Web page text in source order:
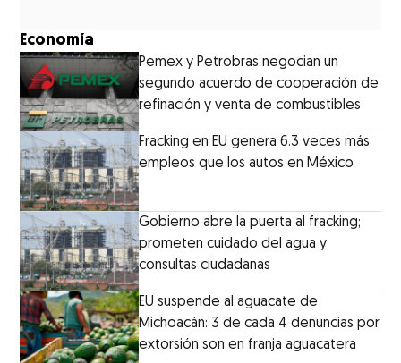
Economía
Pemex y Petrobras negocian un
segundo acuerdo de cooperación de
refinación y venta de combustibles
Fracking en EU genera 6.3 veces más
empleos que los autos en México
Gobierno abre la puerta al fracking;
prometen cuidado del agua y
consultas ciudadanas
EU suspende al aguacate de
Michoacán: 3 de cada 4 denuncias por
extorsión son en franja aguacatera